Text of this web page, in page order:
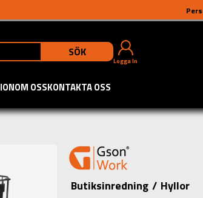
SÖK
Logga In
OM OSSKONTAKTA OSS
Butiksinredning / Hyllor